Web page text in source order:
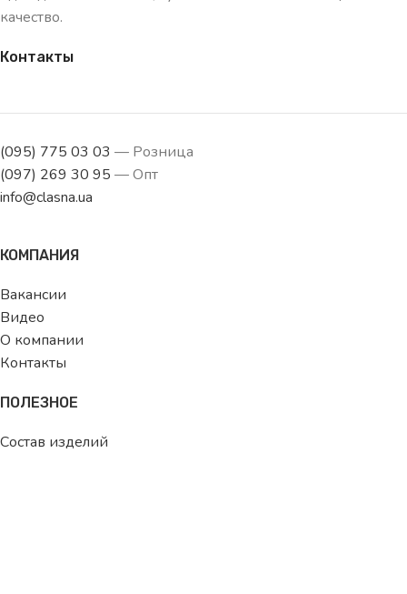
качество.
Контакты
(095) 775 03 03 — Розница
(097) 269 30 95 — Опт
info@clasna.ua
КОМПАНИЯ
Вакансии
Видео
О компании
Контакты
ПОЛЕЗНОЕ
Состав изделий